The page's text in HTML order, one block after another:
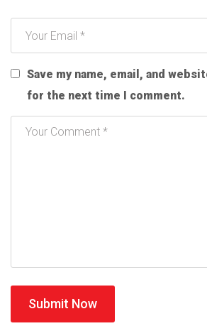
Save my name, email, and
for the next time I comment.
Submit Now